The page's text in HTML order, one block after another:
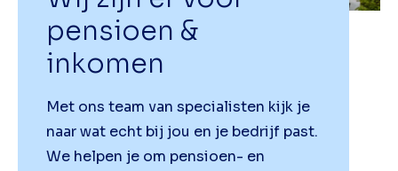
pensioen &
inkomen
Met ons team van specialisten kijk je
naar wat echt bij jou en je bedrijf past.
We helpen je om pensioen- en